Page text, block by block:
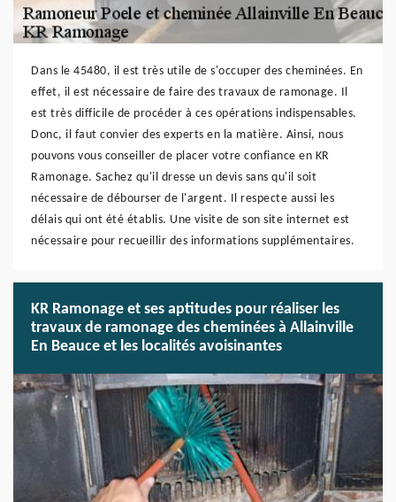
Dans le 45480, il est très utile de s'occuper des cheminées. En
effet, il est nécessaire de faire des travaux de ramonage. Il
est très difficile de procéder à ces opérations indispensables.
Donc, il faut convier des experts en la matière. Ainsi, nous
pouvons vous conseiller de placer votre confiance en KR
Ramonage. Sachez qu'il dresse un devis sans qu'il soit
nécessaire de débourser de l'argent. Il respecte aussi les
délais qui ont été établis. Une visite de son site internet est
nécessaire pour recueillir des informations supplémentaires.
KR Ramonage et ses aptitudes pour réaliser les
travaux de ramonage des cheminées à Allainville
En Beauce et les localités avoisinantes